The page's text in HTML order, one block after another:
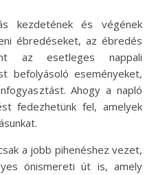
kezdetének és végének
ébredéseket, az ébredés
az esetleges nappali
befolyásoló eseményeket,
Ahogy a napló
fedezhetünk fel, amelyek
a jobb pihenéshez vezet,
önismereti út is, amely